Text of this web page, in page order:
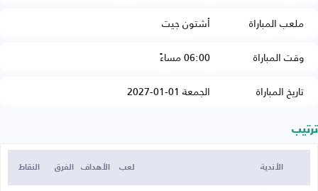
ملعب المباراة
أشتون جيت
وقت المباراة
06:00 مساءً
تاريخ المباراة
الجمعة 01-01-2027
ترتيب
الأندية لعب الأهداف الفرق النقاط